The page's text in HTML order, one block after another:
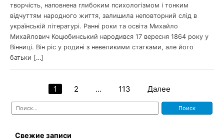
творчість, наповнена глибоким психологізмом і тонким
відчуттям народного життя, залишила неповторний слід в
українській літературі. Ранні роки та освіта Михайло
Михайлович Коцюбинський народився 17 вересня 1864 року у
Вінниці. Він ріс у родині з невеликими статками, але його
батьки […]
Навигация
по
1 2 … 113 Далее
Найти:
Свежие записи